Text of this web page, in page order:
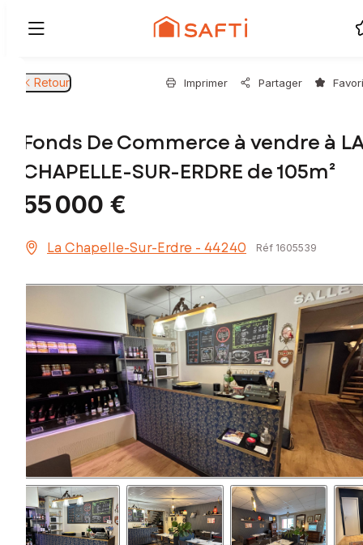
Retour Imprimer Partager
Fonds De Commerce à vendre à LA
CHAPELLE-SUR-ERDRE de 105m²
55 000 €
La Chapelle-Sur-Erdre - 44240 Réf 1605539